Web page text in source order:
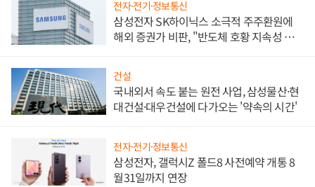
전자·전기·정보통신
삼성전자 SK하이닉스 소극적 주주환원에
해외 증권가 비판, "반도체 호황 지속성 의
건설
국내외서 속도 붙는 원전 사업, 삼성물산·현
대건설·대우건설에 다가오는 '약속의 시간'
전자·전기·정보통신
삼성전자, 갤럭시Z 폴드8 사전예약 개통 8
월31일까지 연장